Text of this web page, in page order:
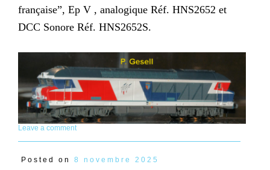
française”, Ep V , analogique Réf. HNS2652 et
DCC Sonore Réf. HNS2652S.
Leave a comment
Posted on 8 novembre 2025